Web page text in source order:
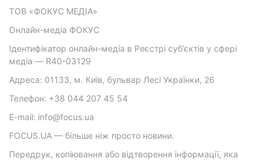
ТОВ «ФОКУС МЕДІА»
Онлайн-медіа ФОКУС
Ідентифікатор онлайн-медіа в Реєстрі суб’єктів у сфері
медіа — R40-03129
Адреса: 01133, м. Київ, бульвар Лесі Українки, 26
Телефон: +38 044 207 45 54
E-mail: info@focus.ua
FOCUS.UA — більше ніж просто новини.
Передрук, копіювання або відтворення інформації, яка